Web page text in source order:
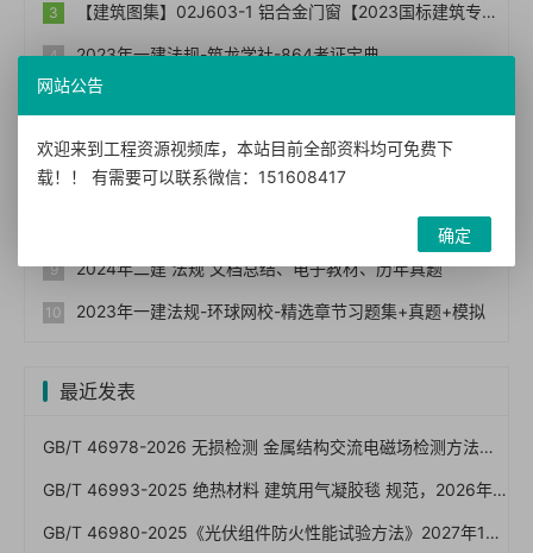
【建筑图集】02J603-1 铝合金门窗【2023国标建筑专业图集大全】
2023年一建法规-筑龙学社-864考证宝典
2024年二建 管理 文档总结、电子教材、历年真题
猫姐《知识网红课》把你的兴趣、经验、能力变成钱
网课二：知识付费高转化模式的设计与执行
2024年二建 法规 文档总结、电子教材、历年真题
2023年一建法规-环球网校-精选章节习题集+真题+模拟
最近发表
GB/T 46978-2026 无损检测 金属结构交流电磁场检测方法（一文读懂）
GB/T 46993-2025 绝热材料 建筑用气凝胶毯 规范，2026年7月1日已实施！免费下载
GB/T 46980-2025《光伏组件防火性能试验方法》2027年1月1日实施：屋顶光伏防火怎么验、A/B/C级怎么卡
网站公告
欢迎来到工程资源视频库，本站目前全部资料均可免费下
载！！ 有需要可以联系微信：151608417
确定